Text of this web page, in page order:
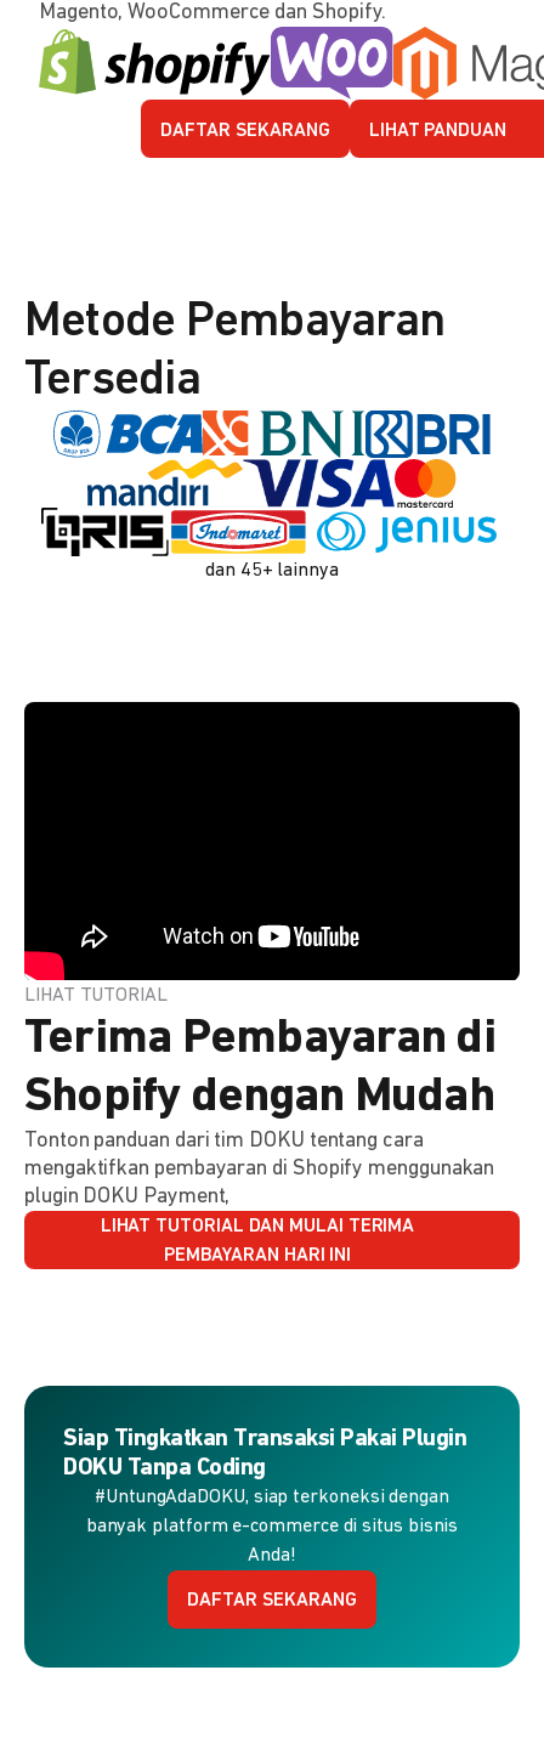
Magento, WooCommerce dan Shopify.
DAFTAR SEKARANG LIHAT PANDUAN
Metode Pembayaran
Tersedia
dan 45+ lainnya
LIHAT TUTORIAL
Terima Pembayaran di
Shopify dengan Mudah
Tonton panduan dari tim DOKU tentang cara
mengaktifkan pembayaran di Shopify menggunakan
plugin DOKU Payment,
LIHAT TUTORIAL DAN MULAI TERIMA
PEMBAYARAN HARI INI
Siap Tingkatkan Transaksi Pakai Plugin
DOKU Tanpa Coding
#UntungAdaDOKU, siap terkoneksi dengan
banyak platform e-commerce di situs bisnis
Anda!
DAFTAR SEKARANG